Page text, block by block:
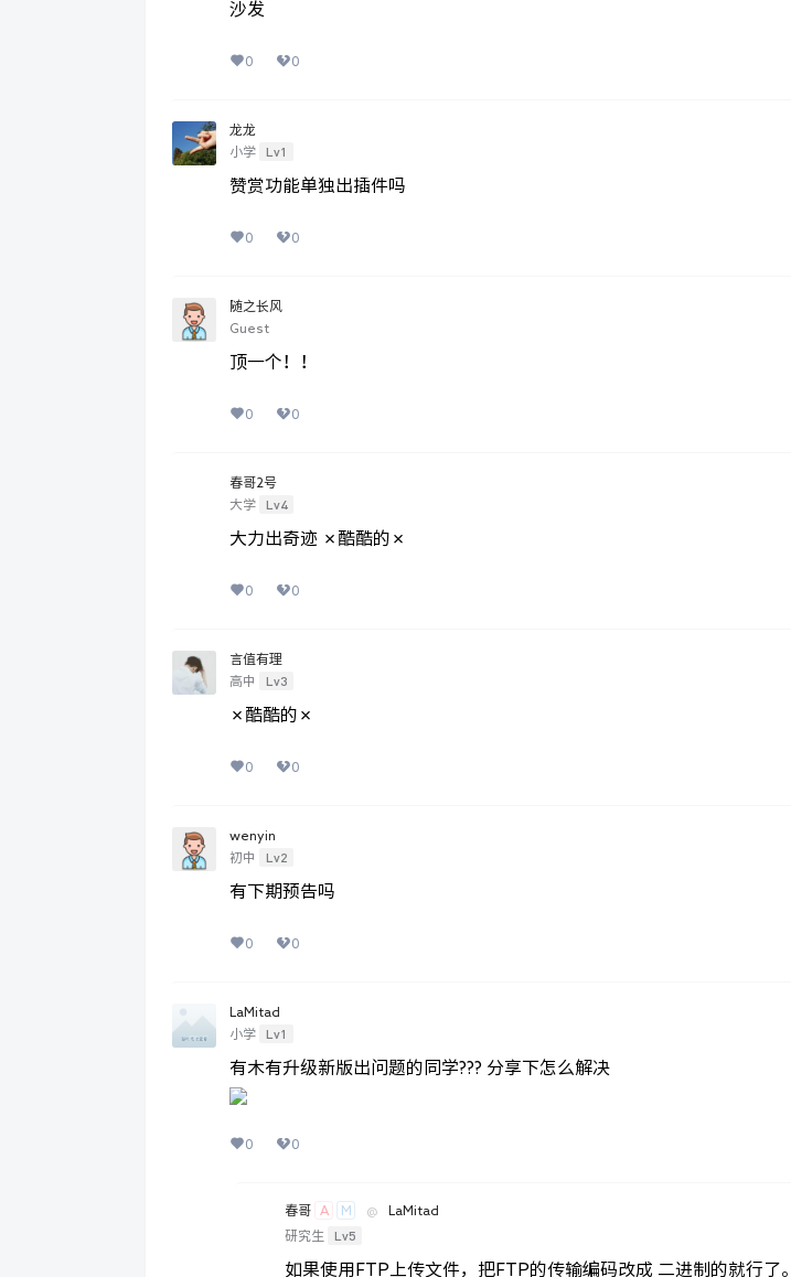
沙发
0 0
龙龙
小学
Lv1
赞赏功能单独出插件吗
0 0
随之长风
Guest
顶一个！！
0 0
春哥2号
大学
Lv4
大力出奇迹 ✗酷酷的✗
0 0
言值有理
高中
Lv3
✗酷酷的✗
0 0
wenyin
初中
Lv2
有下期预告吗
0 0
LaMitad
小学
Lv1
有木有升级新版出问题的同学??? 分享下怎么解决
0 0
春哥 A M @
LaMitad
研究生
Lv5
如果使用FTP上传文件，把FTP的传输编码改成 二进制的就行了。